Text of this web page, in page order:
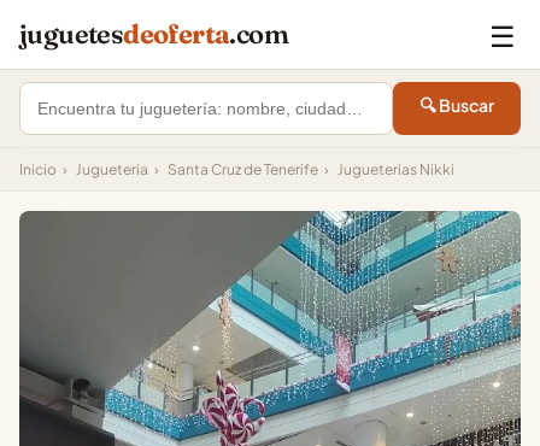
juguetesdeoferta.com ☰
🔍 Buscar
Inicio › Jugueteria › Santa Cruz de Tenerife › Jugueterias Nikki